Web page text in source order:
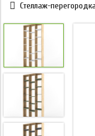
Стеллаж-